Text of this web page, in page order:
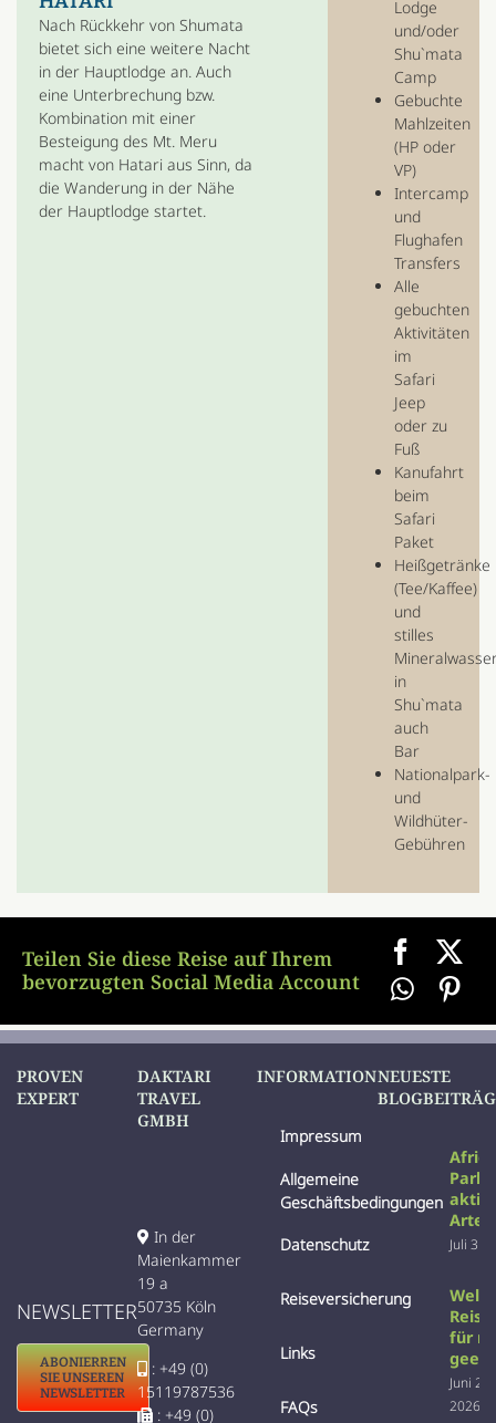
Nach Rückkehr von Shumata
bietet sich eine weitere Nacht
in der Hauptlodge an. Auch
eine Unterbrechung bzw.
Kombination mit einer
Besteigung des Mt. Meru
macht von Hatari aus Sinn, da
die Wanderung in der Nähe
der Hauptlodge startet.
Lodge
und/oder
Shu`mata
Camp
Gebuchte
Mahlzeiten
(HP oder
VP)
Intercamp
und
Flughafen
Transfers
Alle
gebuchten
Aktivitäten
im
Safari
Jeep
oder zu
Fuß
Kanufahrt
beim
Safari
Paket
Heißgetränke
(Tee/Kaffee)
und
stilles
in
Shu`mata
auch
Bar
Nationalpark-
und
Wildhüter-
Gebühren
Teilen Sie diese Reise auf Ihrem
bevorzugten Social Media Account
PROVEN
EXPERT
NEWSLETTER
ABONIERREN
SIE UNSEREN
NEWSLETTER
DAKTARI
TRAVEL
GMBH
In der
Maienkammer
19 a
50735 Köln
Germany
: +49 (0)
15119787536
: +49 (0)
INFORMATION
Impressum
Allgemeine
Geschäftsbedingungen
Datenschutz
Reiseversicherung
Links
FAQs
NEUESTE
Parks
Juli
für
Juni
2026